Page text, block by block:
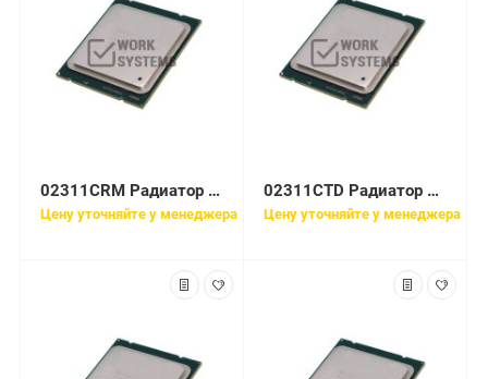
02311CRM Радиатор Huawei E5-2630L V2 with 17.5mm-height CPU1 Heat Sink(XH321 V2/DH321 V2)
Цену уточняйте у менеджера
02311CTD Радиатор Huawei E5-2603 V2 with 17.5mm-height CPU1 Heat Sink(XH321 V2/DH321 V2)
Цену уточняйте у менеджера